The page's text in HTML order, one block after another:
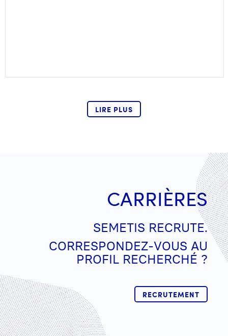
LIRE PLUS
CARRIÈRES
SEMETIS RECRUTE.
CORRESPONDEZ-VOUS AU
PROFIL RECHERCHÉ ?
RECRUTEMENT